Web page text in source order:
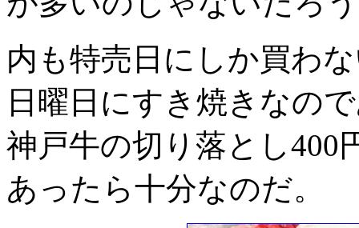
内も特売日にしか買わ
日曜日にすき焼きなの
神戸牛の切り落とし400
あったら十分なのだ。